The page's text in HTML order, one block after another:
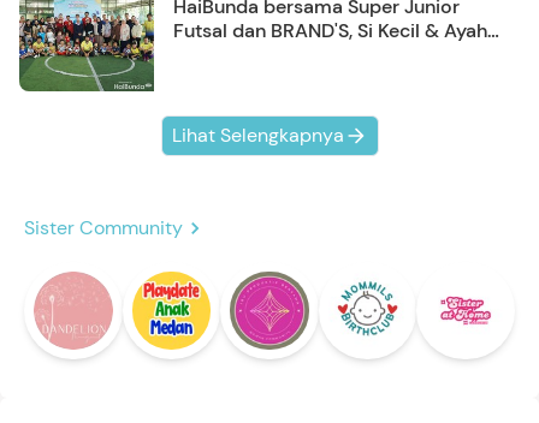
HaiBunda bersama Super Junior
Futsal dan BRAND'S, Si Kecil & Ayah
Lihat Selengkapnya
Sister Community